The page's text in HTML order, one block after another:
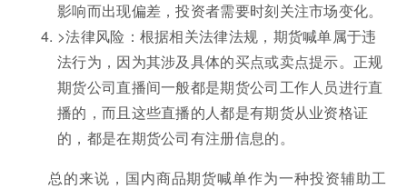
影响而出现偏差，投资者需要时刻关注市场变化。
>法律风险：根据相关法律法规，期货喊单属于违
法行为，因为其涉及具体的买点或卖点提示。正规
期货公司直播间一般都是期货公司工作人员进行直
播的，而且这些直播的人都是有期货从业资格证
的，都是在期货公司有注册信息的。
总的来说，国内商品期货喊单作为一种投资辅助工